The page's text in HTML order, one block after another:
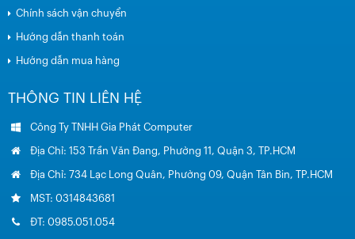
Chính sách vận chuyển
Hướng dẫn thanh toán
Hướng dẫn mua hàng
THÔNG TIN LIÊN HỆ
Công Ty TNHH Gia Phát Computer
Địa Chỉ: 153 Trần Văn Đang, Phường 11, Quận 3, TP.HCM
Địa Chỉ: 734 Lạc Long Quân, Phường 09, Quận Tân Bin, TP.HCM
MST: 0314843681
ĐT: 0985.051.054